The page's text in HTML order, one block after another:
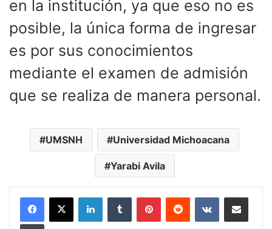
en la institución, ya que eso no es
posible, la única forma de ingresar
es por sus conocimientos
mediante el examen de admisión
que se realiza de manera personal.
UMSNH Universidad Michoacana
Yarabi Avila
LinkedInTumblr PinterestReddit VKontakteCompartir por
Imprimir